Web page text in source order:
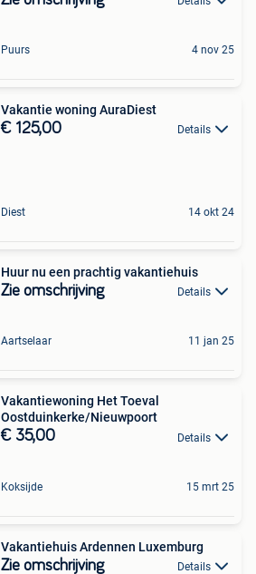
Puurs 4 nov 25
Vakantie woning AuraDiest
€ 125,00 Details
Diest 14 okt 24
Huur nu een prachtig vakantiehuis
Zie omschrijving Details
Aartselaar 11 jan 25
Vakantiewoning Het Toeval
Oostduinkerke/Nieuwpoort
€ 35,00 Details
Koksijde 15 mrt 25
Vakantiehuis Ardennen Luxemburg
Zie omschrijving Details